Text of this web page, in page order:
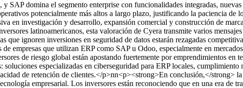
SAP domina el segmento enterprise con funcionalidades integradas,
potencialmente más altos a largo plazo, justificando la paciencia de
en investigación y desarrollo, expansión comercial y construcción de
latinoamericanos, esta valoración de Cyera transmite varios
ignoren inversiones en seguridad de datos estarán rezagadas
empresas que utilizan ERP como SAP u Odoo, especialmente en
de riesgo global están apostando fuertemente por emprendimientos en
soluciones especializadas en ciberseguridad para ERP locales,
de retención de clientes.</p>nn<p><strong>En conclusión,</strong>
empresarial. Los inversores están reconociendo que en una era de